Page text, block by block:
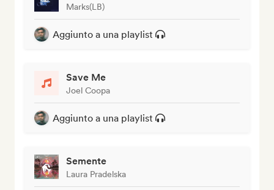
Marks(LB)
Aggiunto a una playlist
Save Me
Joel Coopa
Aggiunto a una playlist
Semente
Laura Pradelska